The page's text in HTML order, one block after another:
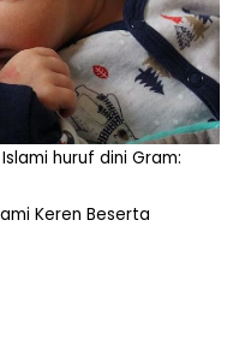
huruf dini Gram:
Keren Beserta